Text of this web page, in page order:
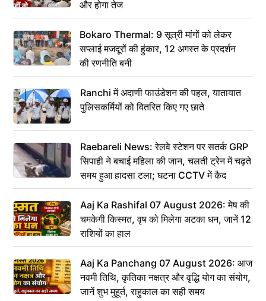
और होगा तेज
Bokaro Thermal: 9 सूत्री मांगों को लेकर
सप्लाई मजदूरों की हुंकार, 12 अगस्त के प्रदर्शन
की रणनीति बनी
Ranchi में अदाणी फाउंडेशन की पहल, यातायात
पुलिसकर्मियों को वितरित किए गए छाते
Raebareli News: रेलवे स्टेशन पर सतर्क GRP
सिपाही ने बचाई महिला की जान, चलती ट्रेन में चढ़ते
समय हुआ हादसा टला; घटना CCTV में कैद
Aaj Ka Rashifal 07 August 2026: मेष की
चमकेगी किस्मत, वृष को मिलेगा अटका धन, जानें 12
राशियों का हाल
Aaj Ka Panchang 07 August 2026: आज
नवमी तिथि, कृतिका नक्षत्र और वृद्धि योग का संयोग,
जानें शुभ मुहूर्त, राहुकाल का सही समय